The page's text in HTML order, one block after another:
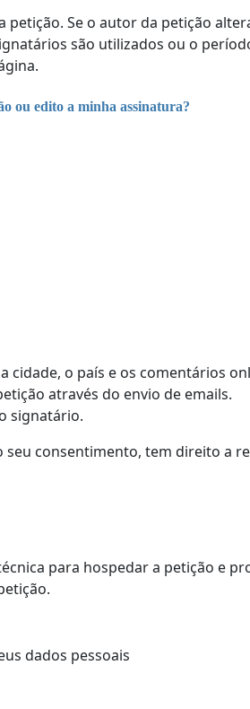
Se o autor da petição
são utilizados ou o
ou edito a minha assinatura?
cidade, o país e os comentários
através do envio de emails.
signatário.
seu consentimento, tem direito a
para hospedar a petição e
dados pessoais